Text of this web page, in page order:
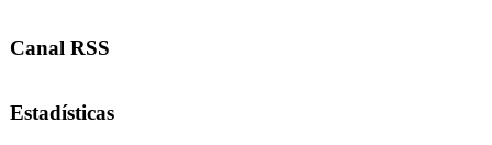
Canal RSS
Estadísticas